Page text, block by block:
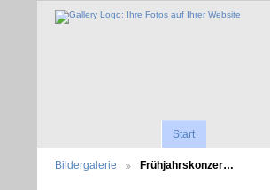
Start
Bildergalerie Frühjahrskonzer…